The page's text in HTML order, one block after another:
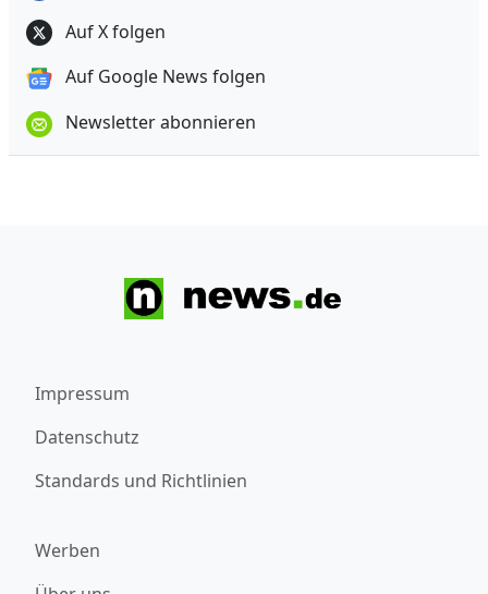
Auf X folgen
Auf Google News folgen
Newsletter abonnieren
Impressum
Datenschutz
Standards und Richtlinien
Werben